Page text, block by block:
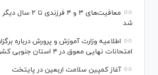
معافیت‌های ۳ و ۴ فرزندی
شد
اطلاعیه وزارت آموزش و پرورش درباره
امتحانات نهایی معوق در ۴ استان جنوبی کشور
آغاز کمپین سلامت اربعین در پایتخت